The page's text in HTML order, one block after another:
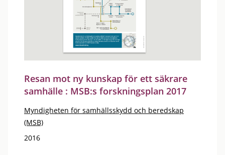
Resan mot ny kunskap för ett säkrare
samhälle : MSB:s forskningsplan 2017
Myndigheten för samhällsskydd och beredskap
(MSB)
2016